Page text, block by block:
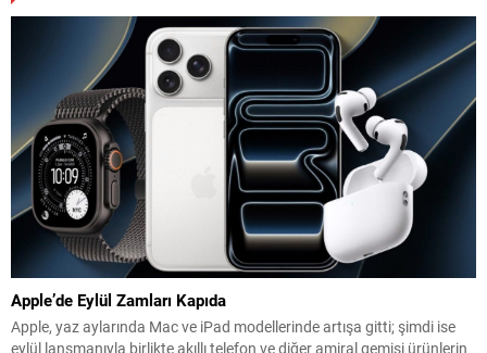
Apple’de Eylül Zamları Kapıda
Apple, yaz aylarında Mac ve iPad modellerinde artışa gitti; şimdi ise
eylül lansmanıyla birlikte akıllı telefon ve diğer amiral gemisi ürünlerin